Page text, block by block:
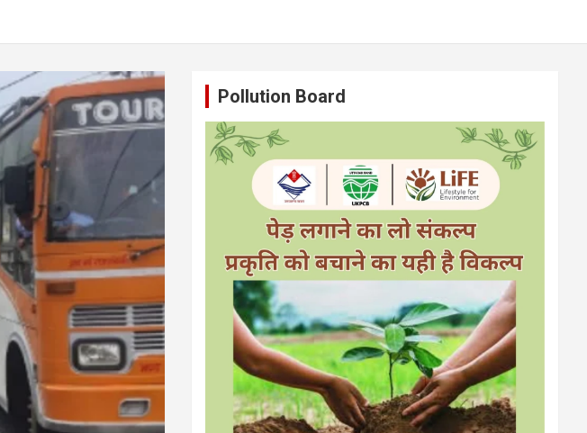
Pollution Board